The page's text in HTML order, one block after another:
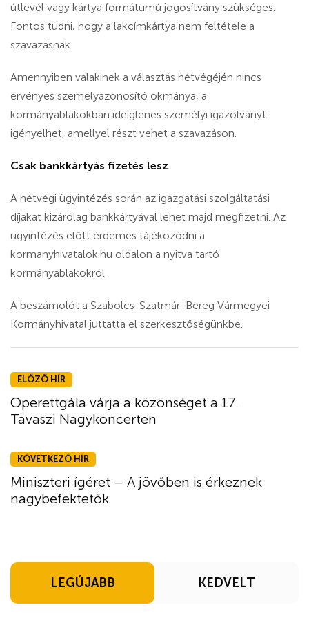
útlevél vagy kártya formátumú jogosítvány szükséges.
Fontos tudni, hogy a lakcímkártya nem feltétele a
szavazásnak.
Amennyiben valakinek a választás hétvégéjén nincs
érvényes személyazonosító okmánya, a
kormányablakokban ideiglenes személyi igazolványt
igényelhet, amellyel részt vehet a szavazáson.
Csak bankkártyás fizetés lesz
A hétvégi ügyintézés során az igazgatási szolgáltatási
díjakat kizárólag bankkártyával lehet majd megfizetni. Az
ügyintézés előtt érdemes tájékozódni a
kormanyhivatalok.hu oldalon a nyitva tartó
kormányablakokról.
A beszámolót a Szabolcs-Szatmár-Bereg Vármegyei
Kormányhivatal juttatta el szerkesztőségünkbe.
ELŐZŐ HÍR
Operettgála várja a közönséget a 17.
Tavaszi Nagykoncerten
KÖVETKEZŐ HÍR
Miniszteri ígéret – A jövőben is érkeznek
nagybefektetők
LEGÚJABB KEDVELT